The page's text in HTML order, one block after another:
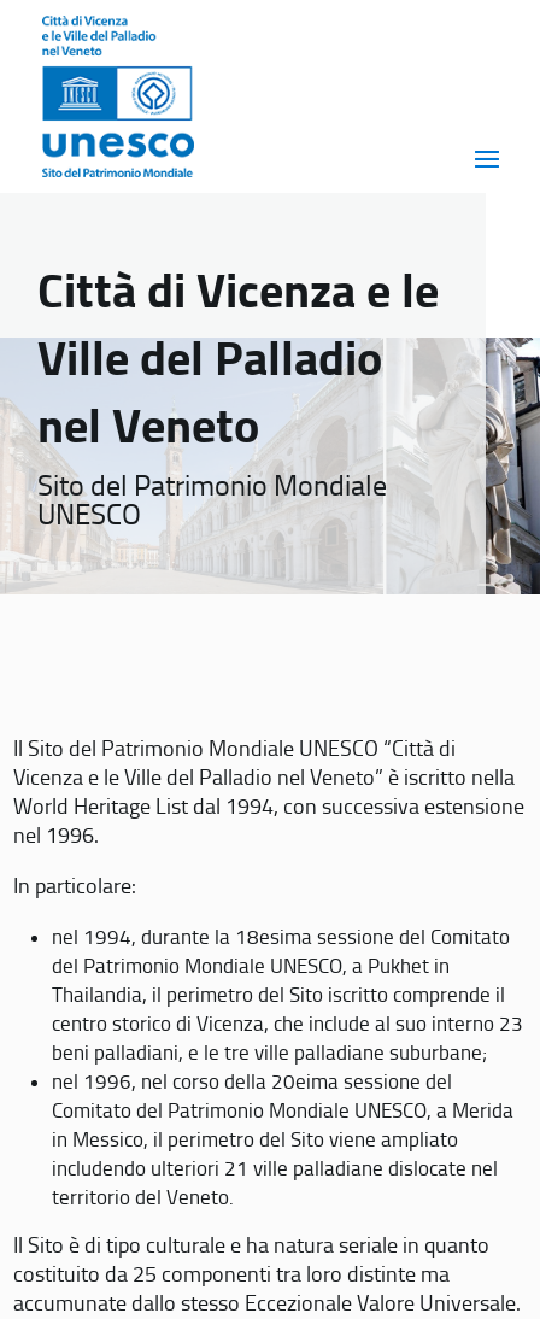
Città di Vicenza e le
Ville del Palladio
nel Veneto
Sito del Patrimonio Mondiale
UNESCO
Il Sito del Patrimonio Mondiale UNESCO “Città di
Vicenza e le Ville del Palladio nel Veneto” è iscritto nella
World Heritage List dal 1994, con successiva estensione
nel 1996.
In particolare:
nel 1994, durante la 18esima sessione del Comitato
del Patrimonio Mondiale UNESCO, a Pukhet in
Thailandia, il perimetro del Sito iscritto comprende il
centro storico di Vicenza, che include al suo interno 23
beni palladiani, e le tre ville palladiane suburbane;
nel 1996, nel corso della 20eima sessione del
Comitato del Patrimonio Mondiale UNESCO, a Merida
in Messico, il perimetro del Sito viene ampliato
includendo ulteriori 21 ville palladiane dislocate nel
territorio del Veneto.
Il Sito è di tipo culturale e ha natura seriale in quanto
costituito da 25 componenti tra loro distinte ma
accumunate dallo stesso Eccezionale Valore Universale.